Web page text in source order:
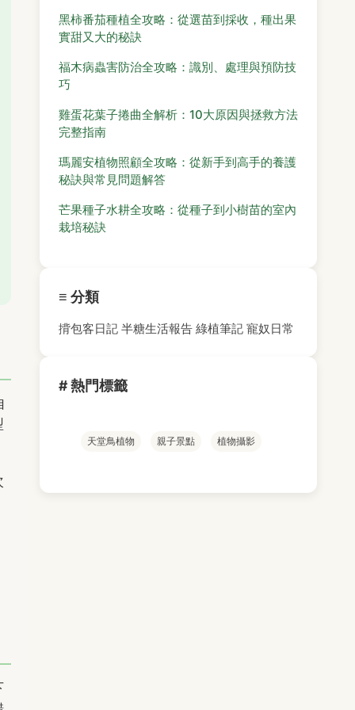
黑柿番茄種植全攻略：從選苗到採收，種出果
實甜又大的秘訣
福木病蟲害防治全攻略：識別、處理與預防技
巧
雞蛋花葉子捲曲全解析：10大原因與拯救方法
完整指南
瑪麗安植物照顧全攻略：從新手到高手的養護
秘訣與常見問題解答
芒果種子水耕全攻略：從種子到小樹苗的室內
栽培秘訣
≡ 分類
揹包客日記 半糖生活報告 綠植筆記 寵奴日常
# 熱門標籤
天堂鳥植物 親子景點 植物攝影